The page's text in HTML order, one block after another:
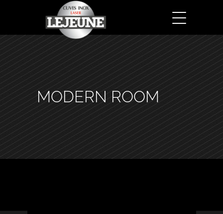
MODERN ROOM